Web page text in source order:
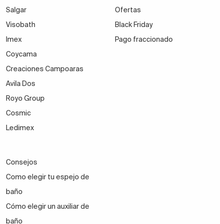
Salgar
Visobath
Imex
Coycama
Creaciones Campoaras
Avila Dos
Royo Group
Cosmic
Ledimex
Ofertas
Black Friday
Pago fraccionado
Consejos
Como elegir tu espejo de
baño
Cómo elegir un auxiliar de
baño